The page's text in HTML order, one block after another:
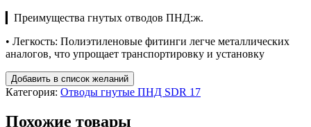
▎Преимущества гнутых отводов ПНД:ж.
• Легкость: Полиэтиленовые фитинги легче металлических
аналогов, что упрощает транспортировку и установку
Добавить в список желаний
Категория: Отводы гнутые ПНД SDR 17
Похожие товары